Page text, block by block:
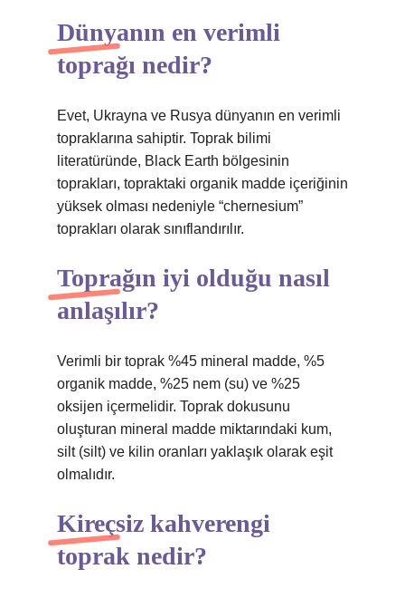
Dünyanın en verimli
toprağı nedir?
Evet, Ukrayna ve Rusya dünyanın en verimli
topraklarına sahiptir. Toprak bilimi
literatüründe, Black Earth bölgesinin
toprakları, topraktaki organik madde içeriğinin
yüksek olması nedeniyle “chernesium”
toprakları olarak sınıflandırılır.
Toprağın iyi olduğu nasıl
anlaşılır?
Verimli bir toprak %45 mineral madde, %5
organik madde, %25 nem (su) ve %25
oksijen içermelidir. Toprak dokusunu
oluşturan mineral madde miktarındaki kum,
silt (silt) ve kilin oranları yaklaşık olarak eşit
olmalıdır.
Kireçsiz kahverengi
toprak nedir?